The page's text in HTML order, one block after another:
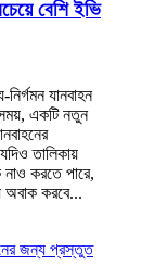
বেশি ইভি
যানবাহন
একটি নতুন
তালিকায়
করতে পারে,
অবাক করবে...